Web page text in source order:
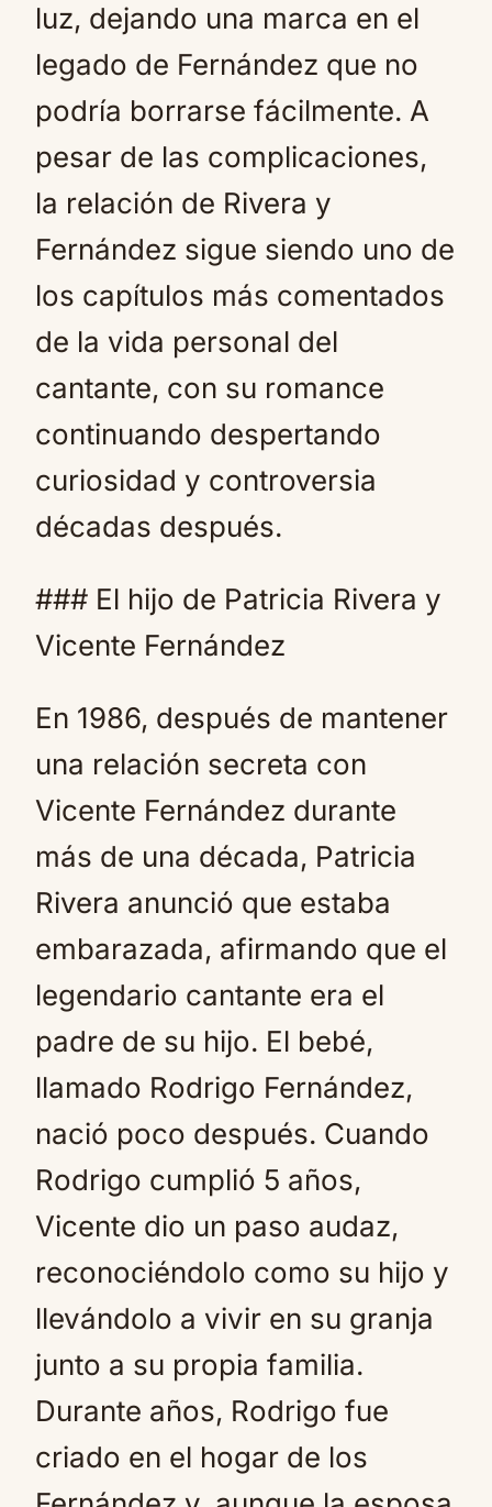
luz, dejando una marca en el
legado de Fernández que no
podría borrarse fácilmente. A
pesar de las complicaciones,
la relación de Rivera y
Fernández sigue siendo uno de
los capítulos más comentados
de la vida personal del
cantante, con su romance
continuando despertando
curiosidad y controversia
décadas después.
### El hijo de Patricia Rivera y
Vicente Fernández
En 1986, después de mantener
una relación secreta con
Vicente Fernández durante
más de una década, Patricia
Rivera anunció que estaba
embarazada, afirmando que el
legendario cantante era el
padre de su hijo. El bebé,
llamado Rodrigo Fernández,
nació poco después. Cuando
Rodrigo cumplió 5 años,
Vicente dio un paso audaz,
reconociéndolo como su hijo y
llevándolo a vivir en su granja
junto a su propia familia.
Durante años, Rodrigo fue
criado en el hogar de los